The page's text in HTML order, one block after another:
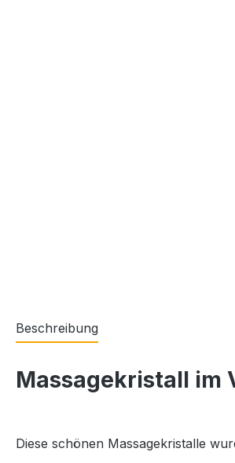
Beschreibung
Massagekristall im
Diese schönen Massagekristalle